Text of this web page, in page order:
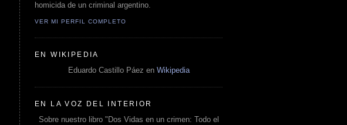
homicida de un criminal argentino.
VER MI PERFIL COMPLETO
EN WIKIPEDIA
Eduardo Castillo Páez en Wikipedia
EN LA VOZ DEL INTERIOR
Sobre nuestro libro "Dos Vidas en un crimen: Todo el